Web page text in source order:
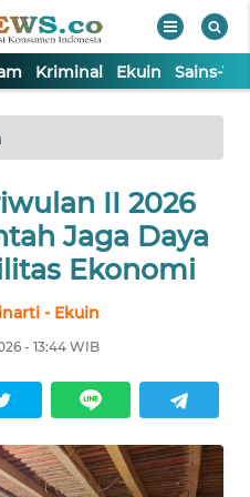
Kriminal Ekuin Sains-
II 2026
Jaga Daya
Ekonomi
- Ekuin
- 13:44 WIB